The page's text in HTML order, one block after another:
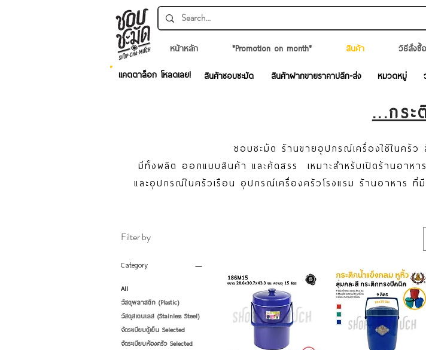
หน้าหลัก *Promotion on month* สินค้า วิธีสั่งซื้
สินค้าชอบชะมัด สินค้าฝากขายราคาปลีก-ส่ง หมวดหมู่
แคตตาล็อก โหลดเลย!
...กระ
ชอบชะมัด ร้านขายอุปกรณ์เครื่องใช้ในค
มีทั้งผลิต ออกแบบสินค้า และคัดสรร เหมาะสำหรับเปิดร้านอา
และอุปกรณ์ในครัวเรือน อุปกรณ์เครื่องครัวโรงแรม ร้านอาหาร
Filter by
Category
All
วัสดุพลาสติก (Plastic)
วัสดุสเตนเลส (Stainless Steel)
จัดระเบียบตู้เย็น Selected
จัดระเบียบห้องครัว Selected